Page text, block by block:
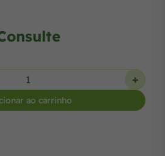
+
ao carrinho